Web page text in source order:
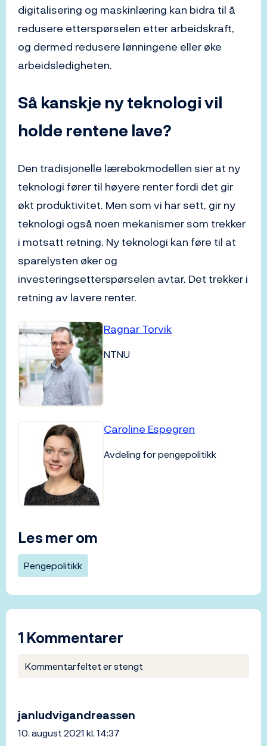
digitalisering og maskinlæring kan bidra til å
redusere etterspørselen etter arbeidskraft,
og dermed redusere lønningene eller øke
arbeidsledigheten.
Så kanskje ny teknologi vil
holde rentene lave?
Den tradisjonelle lærebokmodellen sier at ny
teknologi fører til høyere renter fordi det gir
økt produktivitet. Men som vi har sett, gir ny
teknologi også noen mekanismer som trekker
i motsatt retning. Ny teknologi kan føre til at
sparelysten øker og
investeringsetterspørselen avtar. Det trekker i
retning av lavere renter.
Ragnar Torvik
NTNU
Caroline Espegren
Avdeling for pengepolitikk
Les mer om
Pengepolitikk
1 Kommentarer
Kommentarfeltet er stengt
janludvigandreassen
10. august 2021 kl. 14:37